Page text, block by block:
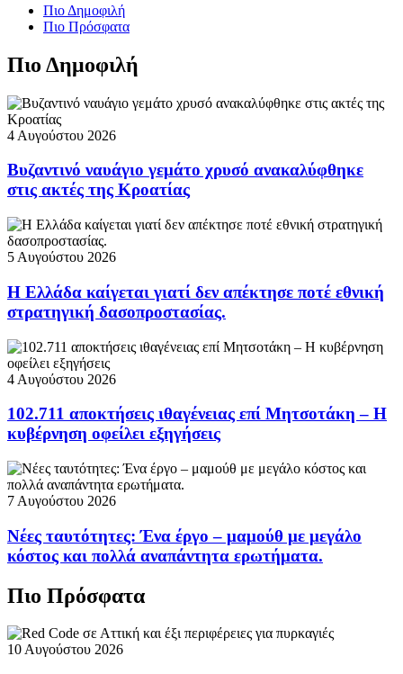
Πιο Δημοφιλή
Πιο Πρόσφατα
Πιο Δημοφιλή
4 Αυγούστου 2026
Βυζαντινό ναυάγιο γεμάτο χρυσό ανακαλύφθηκε
στις ακτές της Κροατίας
5 Αυγούστου 2026
Η Ελλάδα καίγεται γιατί δεν απέκτησε ποτέ εθνική
στρατηγική δασοπροστασίας.
4 Αυγούστου 2026
102.711 αποκτήσεις ιθαγένειας επί Μητσοτάκη – Η
κυβέρνηση οφείλει εξηγήσεις
7 Αυγούστου 2026
Νέες ταυτότητες: Ένα έργο – μαμούθ με μεγάλο
κόστος και πολλά αναπάντητα ερωτήματα.
Πιο Πρόσφατα
10 Αυγούστου 2026